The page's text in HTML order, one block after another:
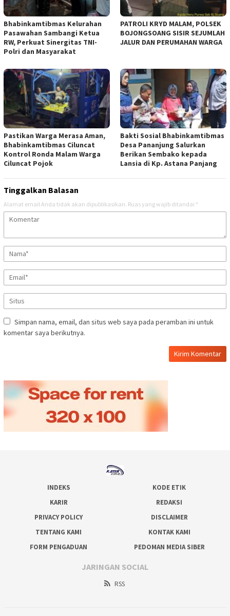
Bhabinkamtibmas Kelurahan
Pasawahan Sambangi Ketua
RW, Perkuat Sinergitas TNI-
Polri dan Masyarakat
PATROLI KRYD MALAM, POLSEK
BOJONGSOANG SISIR SEJUMLAH
JALUR DAN PERUMAHAN WARGA
Pastikan Warga Merasa Aman,
Bhabinkamtibmas Ciluncat
Kontrol Ronda Malam Warga
Ciluncat Pojok
Bakti Sosial Bhabinkamtibmas
Desa Pananjung Salurkan
Berikan Sembako kepada
Lansia di Kp. Astana Panjang
Tinggalkan Balasan
Alamat email Anda tidak akan dipublikasikan. Ruas yang wajib ditandai *
Simpan nama, email, dan situs web saya pada peramban ini untuk
komentar saya berikutnya.
INDEKS
KODE ETIK
KARIR
REDAKSI
PRIVACY POLICY
DISCLAIMER
TENTANG KAMI
KONTAK KAMI
FORM PENGADUAN
PEDOMAN MEDIA SIBER
JARINGAN SOCIAL
RSS